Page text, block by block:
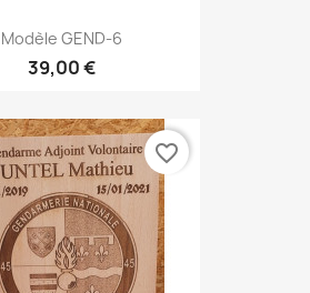
Modèle GEND-6
39,00 €
favorite_border